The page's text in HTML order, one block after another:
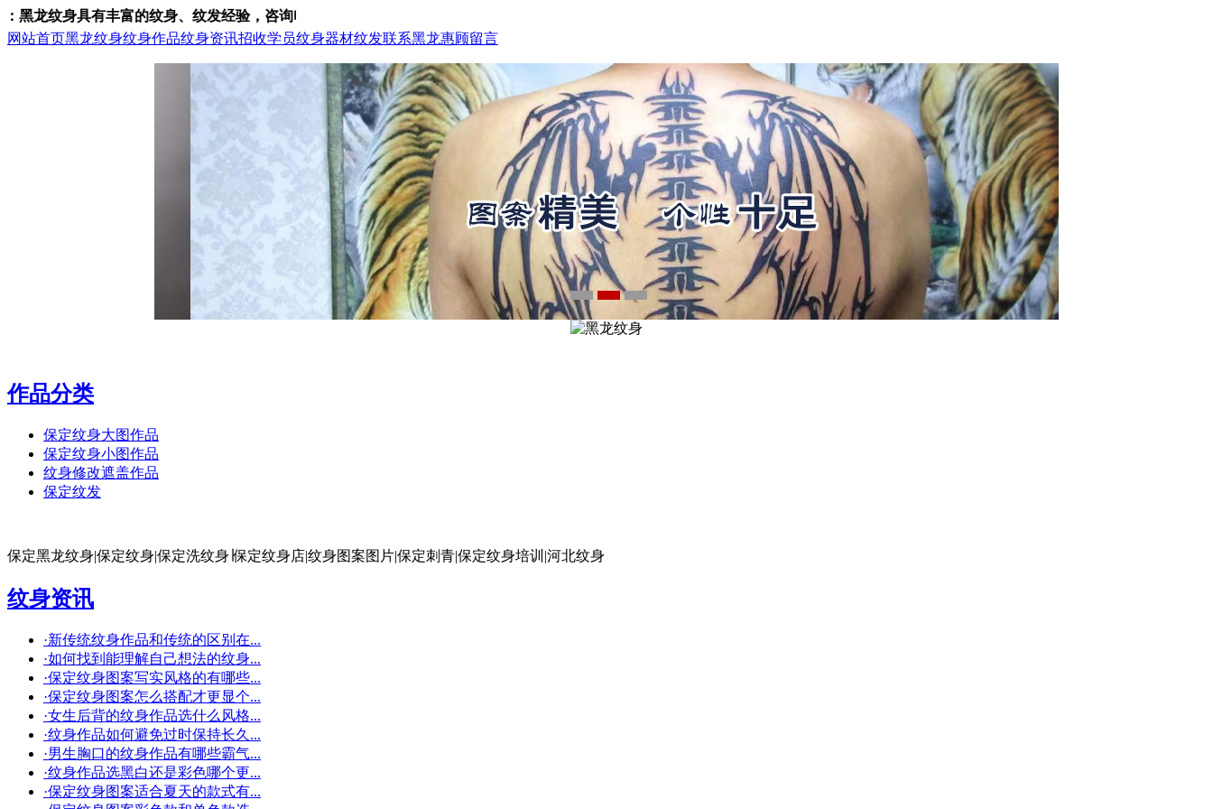
龙纹身具有丰富的纹身、纹发经验，咨询电话：15933793218
网站首页黑龙纹身纹身作品纹身资讯招收学员纹身器材纹发联系黑龙惠顾留言
作品分类
保定纹身大图作品
保定纹身小图作品
纹身修改遮盖作品
保定纹发
保定黑龙纹身|保定纹身|保定洗纹身∣保定纹身店|纹身图案图片|保定刺青|保定纹身培训|河北纹身
纹身资讯
·新传统纹身作品和传统的区别在...
·如何找到能理解自己想法的纹身...
·保定纹身图案写实风格的有哪些...
·保定纹身图案怎么搭配才更显个...
·女生后背的纹身作品选什么风格...
·纹身作品如何避免过时保持长久...
·男生胸口的纹身作品有哪些霸气...
·纹身作品选黑白还是彩色哪个更...
·保定纹身图案适合夏天的款式有...